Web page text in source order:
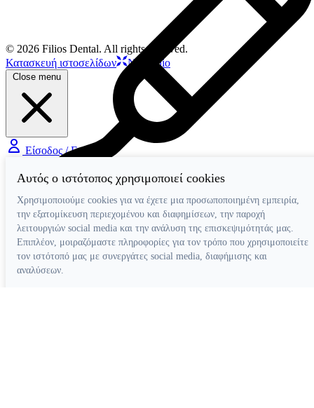
Διάφορα Βοηθήματα
© 2026 Filios Dental. All rights reserved.
Κατασκευή ιστοσελίδων
Netstudio
Close menu
Είσοδος / Εγγραφή
Αυτός ο ιστότοπος χρησιμοποιεί cookies
Χρησιμοποιούμε cookies για να έχετε μια προσωποποιημένη εμπειρία,
την εξατομίκευση περιεχομένου και διαφημίσεων, την παροχή
λειτουργιών social media και την ανάλυση της επισκεψιμότητάς μας.
Επιπλέον, μοιραζόμαστε πληροφορίες για τον τρόπο που χρησιμοποιείτε
τον ιστότοπό μας με συνεργάτες social media, διαφήμισης και
αναλύσεων.